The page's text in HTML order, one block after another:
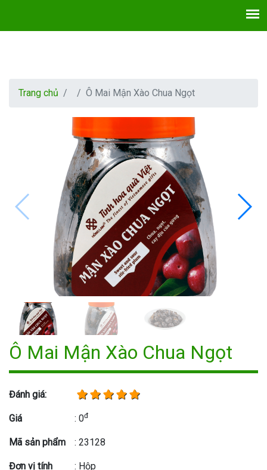
Trang chủ Ô Mai Mận Xào Chua Ngọt
Ô Mai Mận Xào Chua Ngọt
Đánh giá:
Giá : 0đ
Mã sản phẩm : 23128
Đơn vị tính : Hộp